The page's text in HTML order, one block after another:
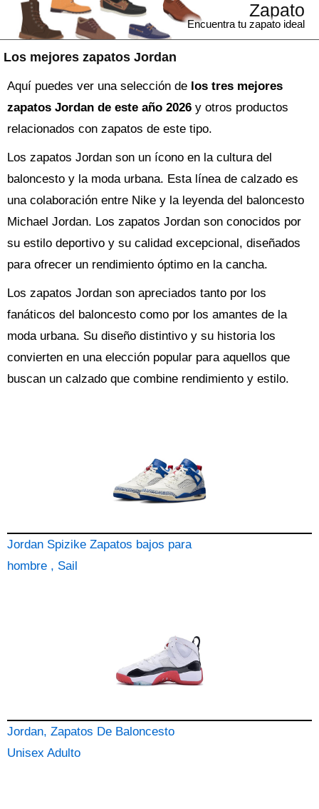
Los mejores zapatos Jordan
Zapato
Encuentra tu zapato ideal
Aquí puedes ver una selección de los tres mejores
zapatos Jordan de este año 2026 y otros productos
relacionados con zapatos de este tipo.
Los zapatos Jordan son un ícono en la cultura del
baloncesto y la moda urbana. Esta línea de calzado es
una colaboración entre Nike y la leyenda del baloncesto
Michael Jordan. Los zapatos Jordan son conocidos por
su estilo deportivo y su calidad excepcional, diseñados
para ofrecer un rendimiento óptimo en la cancha.
Los zapatos Jordan son apreciados tanto por los
fanáticos del baloncesto como por los amantes de la
moda urbana. Su diseño distintivo y su historia los
convierten en una elección popular para aquellos que
buscan un calzado que combine rendimiento y estilo.
Jordan Spizike Zapatos bajos para
hombre , Sail
Jordan, Zapatos De Baloncesto
Unisex Adulto